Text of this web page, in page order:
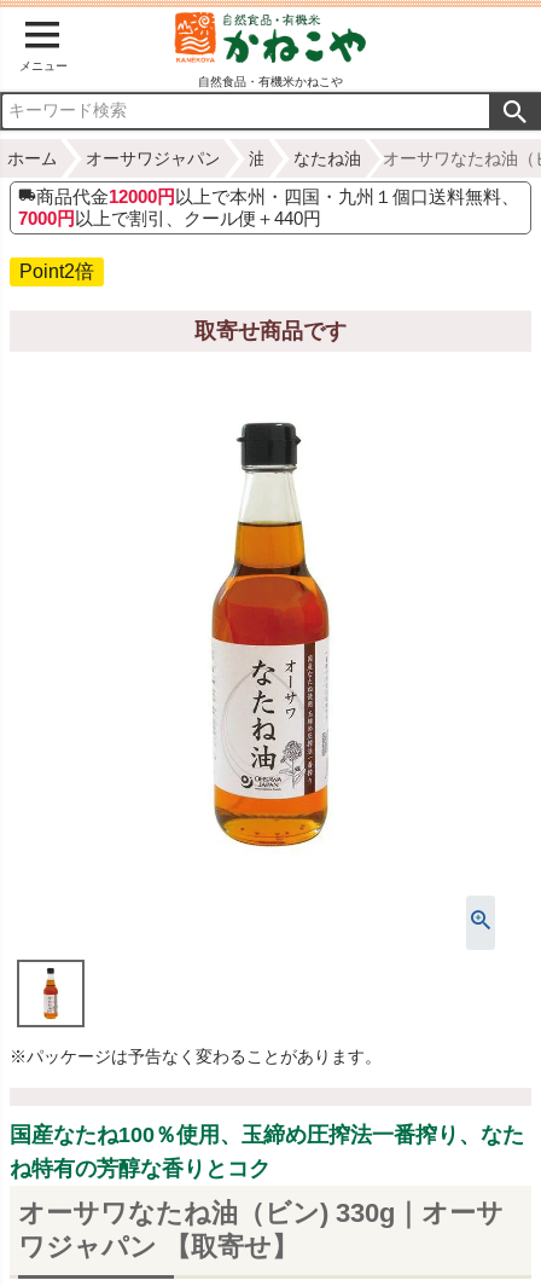
メニュー
自然食品・有機米かねこや
ホーム オーサワジャパン 油 なたね油 オーサワなたね油
商品代金12000円 以上で本州・四国・九州１個口送料無料、
7000円 以上で割引、クール便＋440円
Point2倍
取寄せ商品です
※パッケージは予告なく変わることがあります。
国産なたね100％使用、玉締め圧搾法一番搾り、なた
ね特有の芳醇な香りとコク
オーサワなたね油（ビン) 330g｜オーサ
ワジャパン 【取寄せ】